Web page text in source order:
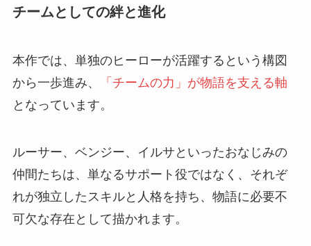
チームとしての絆と進化
本作では、単独のヒーローが活躍するという構図
から一歩進み、
「チームの力」が物語を支える軸
となっています。
ルーサー、ベンジー、イルサといったおなじみの
仲間たちは、単なるサポート役ではなく、それぞ
れが独立したスキルと人格を持ち、物語に必要不
可欠な存在として描かれます。